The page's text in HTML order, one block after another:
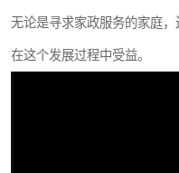
无论是寻求家政服务的家庭
在这个发展过程中受益。